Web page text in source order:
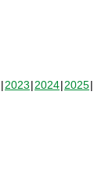
2023 2024 2025